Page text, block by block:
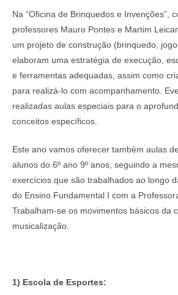
Na “Oficina de Brinquedos e Invenções”,
professores Mauro Pontes e Martim
um projeto de construção (brinquedo, jogo
elaboram uma estratégia de execução,
e ferramentas adequadas, assim como
para realizá-lo com acompanhamento.
realizadas aulas especiais para o
conceitos específicos.
Este ano vamos oferecer também aulas
alunos do 6º ano 9º anos, seguindo a
exercícios que são trabalhados ao longo
do Ensino Fundamental I com a
Trabalham-se os movimentos básicos da
musicalização.
1) Escola de Esportes: